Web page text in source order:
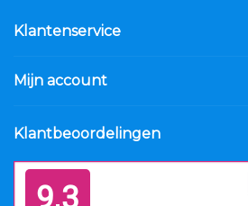
Klantenservice
Mijn account
Klantbeoordelingen